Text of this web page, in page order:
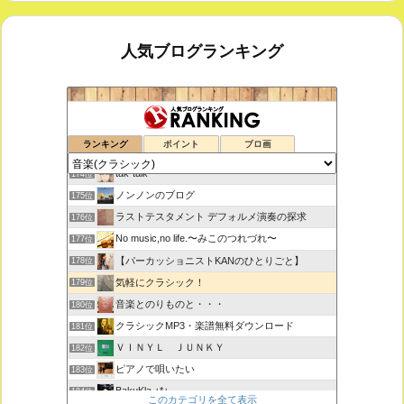
人気ブログランキング
ランキング ポイント ブロ画
室内楽コンサート・レッスンいたします
173位 ボチェッリ、イタリア、アモーレ！
174位 tak-talk
175位 ノンノンのブログ
176位 ラストテスタメント デフォルメ演奏の探求
177位 No music,no life.〜みこのつれづれ〜
178位 【パーカッショニストKANのひとりごと】
179位 気軽にクラシック！
180位 音楽とのりものと・・・
181位 クラシックMP3・楽譜無料ダウンロード
182位 ＶＩＮＹＬ ＪＵＮＫＹ
183位 ピアノで唄いたい
184位
BakuKla +*+
このカテゴリを全て表示